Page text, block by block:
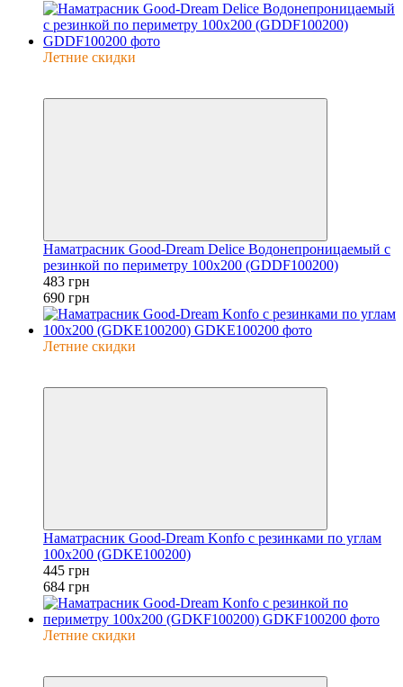
Летние скидки
Наматрасник Good-Dream Delice Водонепроницаемый с
резинкой по периметру 100x200 (GDDF100200)
483 грн
690 грн
Летние скидки
Наматрасник Good-Dream Konfo с резинками по углам
100x200 (GDKE100200)
445 грн
684 грн
Летние скидки